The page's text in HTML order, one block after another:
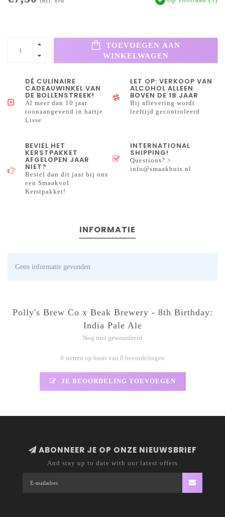
TOEVOEGEN AAN
WINKELWAGEN
DÉ CULINAIRE
CADEAUWINKEL VAN
DE BOLLENSTREEK!
Al meer dan 10 jaar
toonaangevend in hartje
Lisse
LET OP: VERKOOP VAN
ALCOHOL ALLEEN
BOVEN DE 18 JAAR
Bij aflevering wordt
leeftijd gecontroleerd
BEVIEL HET
KERSTPAKKET
AFGELOPEN JAAR
NIET?
Bestel dan dit jaar bij ons
een Smaakvol
Kerstpakket!
INTERNATIONAL
SHIPPING!
Questions? >
info@smaakhuis.nl
INFORMATIE
Geen informatie gevonden
Polly's Brew Co x Beak Brewery - 8th Birthday:
India Pale Ale
Nog niet gewaardeerd
0 sterren op basis van 0 beoordelingen
JE BEOORDELING TOEVOEGEN
ABONNEER JE OP ONZE NIEUWSBRIEF
And stay up to date with our latest offers